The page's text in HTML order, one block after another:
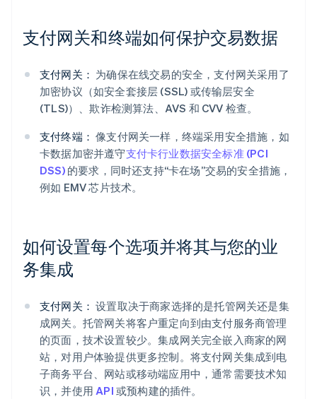
支付网关和终端如何保护交易数据
支付网关： 为确保在线交易的安全，支付网关采用了
加密协议（如安全套接层 (SSL) 或传输层安全
(TLS)）、欺诈检测算法、AVS 和 CVV 检查。
支付终端： 像支付网关一样，终端采用安全措施，如
卡数据加密并遵守支付卡行业数据安全标准 (PCI
DSS)的要求，同时还支持“卡在场”交易的安全措施，
例如 EMV 芯片技术。
如何设置每个选项并将其与您的业
务集成
支付网关： 设置取决于商家选择的是托管网关还是集
成网关。托管网关将客户重定向到由支付服务商管理
的页面，技术设置较少。集成网关完全嵌入商家的网
站，对用户体验提供更多控制。将支付网关集成到电
子商务平台、网站或移动端应用中，通常需要技术知
识，并使用API 或预构建的插件。